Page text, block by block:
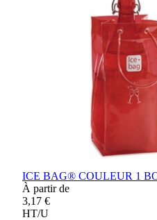
ICE BAG® COULEUR 1
À partir de
3,17 €
HT/U